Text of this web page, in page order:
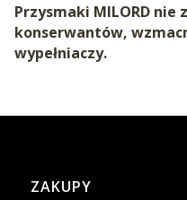
Przysmaki MILORD
konserwantów,
wypełniaczy.
Linki w stopce
ZAKUPY